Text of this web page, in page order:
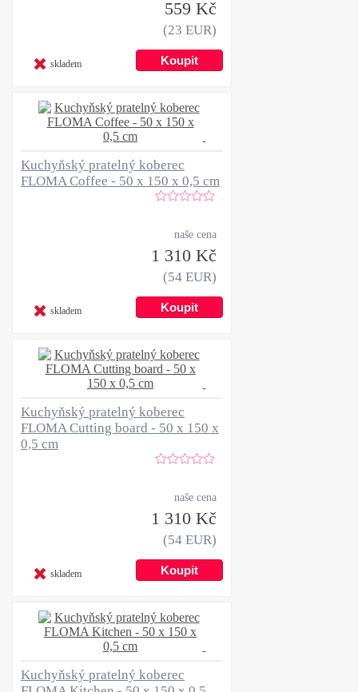
559 Kč
(23 EUR)
skladem
Kuchyňský pratelný koberec
FLOMA Coffee - 50 x 150 x 0,5 cm
naše cena
1 310 Kč
(54 EUR)
skladem
Kuchyňský pratelný koberec
FLOMA Cutting board - 50 x 150 x
0,5 cm
naše cena
1 310 Kč
(54 EUR)
skladem
Kuchyňský pratelný koberec